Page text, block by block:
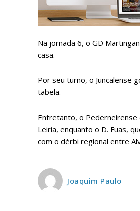
Na jornada 6, o GD
casa.
Por seu turno, o Juncalense
tabela.
Entretanto, o Pederneirense
Leiria, enquanto o D. Fuas,
com o dérbi regional entre
Joaquim Paulo